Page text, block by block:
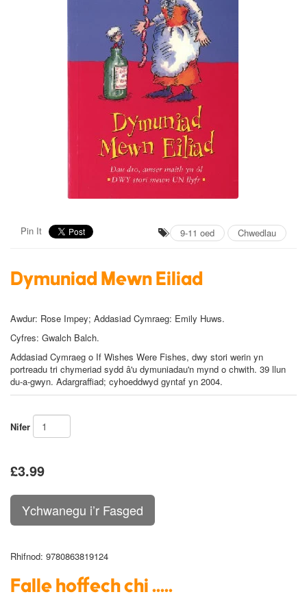
Pin It 9-11 oed Chwedlau
Dymuniad Mewn Eiliad
Awdur: Rose Impey; Addasiad Cymraeg: Emily Huws.
Cyfres: Gwalch Balch.
Addasiad Cymraeg o If Wishes Were Fishes, dwy stori werin yn
portreadu tri chymeriad sydd â'u dymuniadau'n mynd o chwith. 39 llun
du-a-gwyn. Adargraffiad; cyhoeddwyd gyntaf yn 2004.
Nifer
£3.99
Rhifnod: 9780863819124
Falle hoffech chi .....